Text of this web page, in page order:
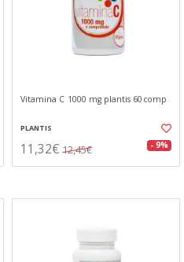
Vitamina C 1000 mg plantis 60comp
PLANTIS
11,32€ 12,45€ - 9%